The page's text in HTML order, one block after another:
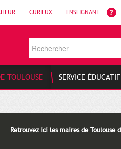
CURIEUX ENSEIGNANT
TOULOUSE SERVICE ÉDUCATIF
Retrouvez ici les maires de Toulouse